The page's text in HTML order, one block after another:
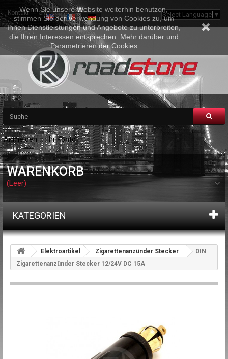
Kontakt Sitemap Select Language ▼
Anmelden Ihr Konto
WARENKORB
(Leer)
KATEGORIEN
Elektroartikel Zigarettenanzünder Stecker
DIN
Zigarettenanzünder Stecker 12/24V DC 15A
Wenn Sie unsere Website weiterhin benutzen,
stimmen Sie der Verwendung von Cookies zu, um
Ihnen Dienstleistungen und Angebote zu unterbreiten,
die Ihren Interessen entsprechen. Mehr darüber und
Parametrieren der Cookies